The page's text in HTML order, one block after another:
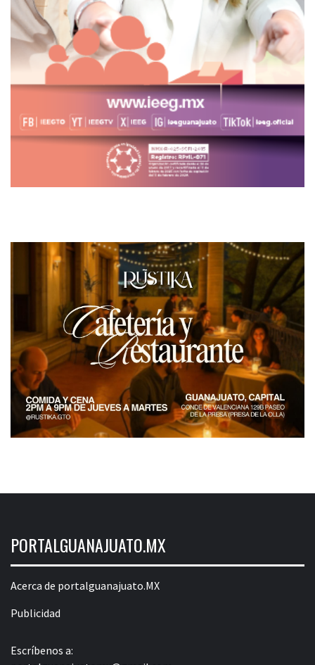
PORTALGUANAJUATO.MX
Acerca de portalguanajuato.MX
Publicidad
Escríbenos a: